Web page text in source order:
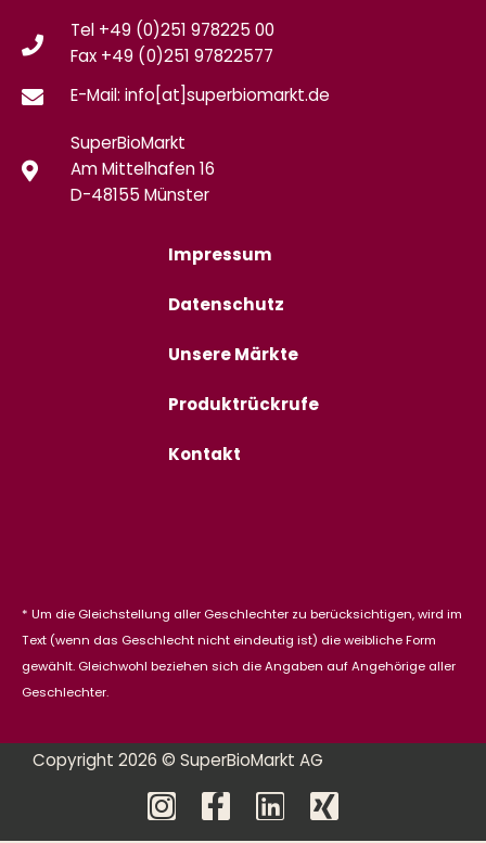
Tel +49 (0)251 978225 00
Fax +49 (0)251 97822577
E-Mail: info[at]superbiomarkt.de
SuperBioMarkt
Am Mittelhafen 16
D-48155 Münster
Impressum
Datenschutz
Unsere Märkte
Produktrückrufe
Kontakt
* Um die Gleichstellung aller Geschlechter zu berücksichtigen, wird im
Text (wenn das Geschlecht nicht eindeutig ist) die weibliche Form
gewählt. Gleichwohl beziehen sich die Angaben auf Angehörige aller
Geschlechter.
Copyright 2026 © SuperBioMarkt AG